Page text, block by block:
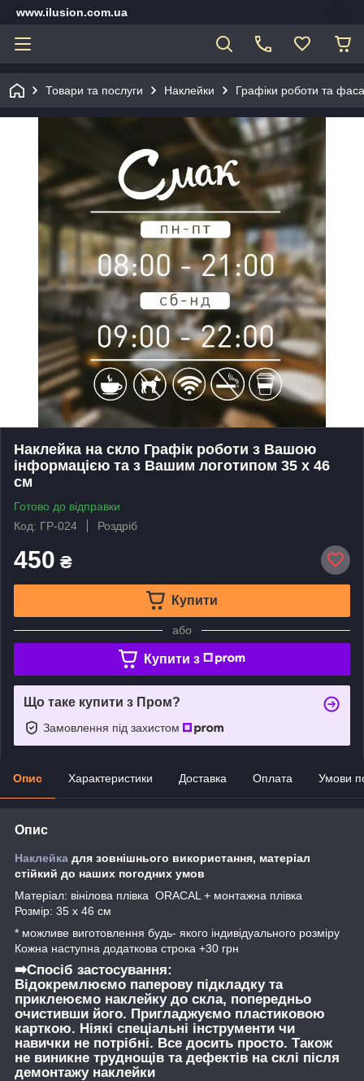
www.ilusion.com.ua
Товари та послуги Наклейки Графіки роботи та
Наклейка на скло Графік роботи з Вашою
інформацією та з Вашим логотипом 35 х 46
см
Готово до відправки
Код: ГР-024
Роздріб
450 ₴
Купити
або
Купити з
Що таке купити з Пром?
Замовлення під захистом
Опис Характеристики Доставка Оплата Умови
Опис
Наклейка для зовнішнього використання, матеріал
стійкий до наших погодних умов
Матеріал: вінілова плівка ORACAL + монтажна плівка
Розмір: 35 х 46 см
* можливе виготовлення будь- якого індивідуального розміру
Кожна наступна додаткова строка +30 грн
➡️Спосіб застосування:
Відокремлюємо паперову підкладку та
приклеюємо наклейку до скла, попередньо
очистивши його. Пригладжуємо пластиковою
карткою. Ніякі спеціальні інструменти чи
навички не потрібні. Все досить просто. Також
не виникне труднощів та дефектів на склі після
демонтажу наклейки